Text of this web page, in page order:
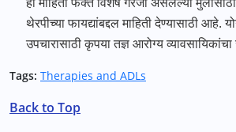
थेरपीच्या फायद्यांबद्दल माहिती देण्यासाठी आहे.
उपचारासाठी कृपया तज्ञ आरोग्य
Tags: Therapies and ADLs
Back to Top